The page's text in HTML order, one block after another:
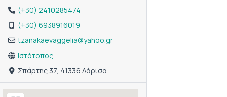
(+30) 2410285474
(+30) 6938916019
tzanakaevaggelia@yahoo.gr
Ιστότοπος
Σπάρτης 37, 41336 Λάρισα